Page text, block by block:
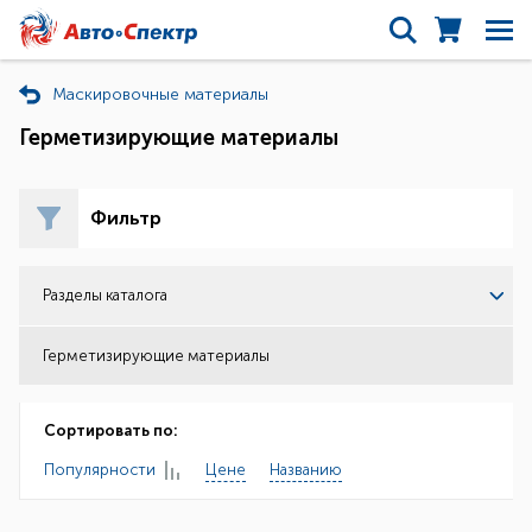
Маскировочные материалы
Герметизирующие материалы
Фильтр
Разделы каталога
Герметизирующие материалы
Сортировать по:
Популярности Цене Названию